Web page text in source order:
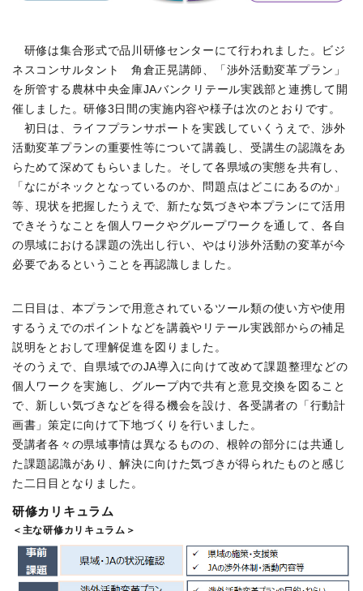
研修は集合形式で品川研修センターにて行われました。ビジ
ネスコンサルタント 角倉正晃講師、「渉外活動変革プラン」
を所管する農林中央金庫JAバンクリテール実践部と連携して開
催しました。研修3日間の実施内容や様子は次のとおりです。
初日は、ライフプランサポートを実践していくうえで、渉外
活動変革プランの重要性等について講義し、受講生の認識をあ
らためて深めてもらいました。そして各県域の実態を共有し、
「なにがネックとなっているのか、問題点はどこにあるのか」
等、現状を把握したうえで、新たな気づきや本プランにて活用
できそうなことを個人ワークやグループワークを通して、各自
の県域における課題の洗出し行い、やはり渉外活動の変革が今
必要であるということを再認識しました。
二日目は、本プランで用意されているツール類の使い方や使用
するうえでのポイントなどを講義やリテール実践部からの補足
説明をとおして理解促進を図りました。
そのうえで、自県域でのJA導入に向けて改めて課題整理などの
個人ワークを実施し、グループ内で共有と意見交換を図ること
で、新しい気づきなどを得る機会を設け、各受講者の「行動計
画書」策定に向けて下地づくりを行いました。
受講者各々の県域事情は異なるものの、根幹の部分には共通し
た課題認識があり、解決に向けた気づきが得られたものと感じ
た二日目となりました。
研修カリキュラム
＜主な研修カリキュラム＞